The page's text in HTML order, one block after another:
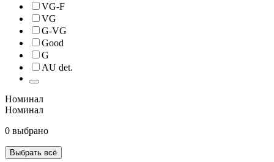
VG-F
VG
G-VG
Good
G
AU det.
Номинал
Номинал
0 выбрано
Выбрать всё